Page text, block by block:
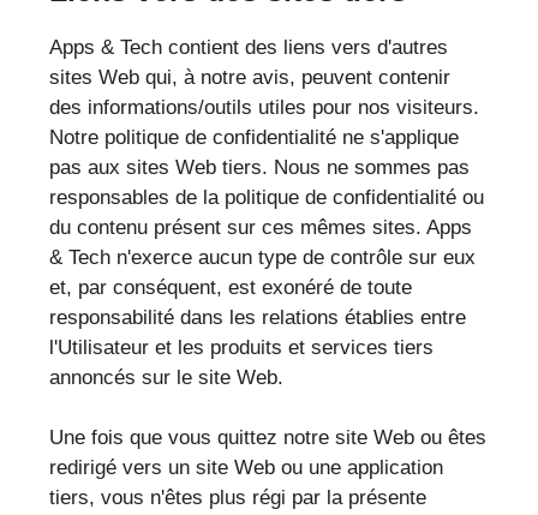
Apps & Tech contient des liens vers d'autres
sites Web qui, à notre avis, peuvent contenir
des informations/outils utiles pour nos visiteurs.
Notre politique de confidentialité ne s'applique
pas aux sites Web tiers. Nous ne sommes pas
responsables de la politique de confidentialité ou
du contenu présent sur ces mêmes sites. Apps
& Tech n'exerce aucun type de contrôle sur eux
et, par conséquent, est exonéré de toute
responsabilité dans les relations établies entre
l'Utilisateur et les produits et services tiers
annoncés sur le site Web.
Une fois que vous quittez notre site Web ou êtes
redirigé vers un site Web ou une application
tiers, vous n'êtes plus régi par la présente